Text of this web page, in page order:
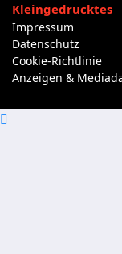
Kleingedrucktes
Impressum
Datenschutz
Cookie-Richtlinie
Anzeigen &